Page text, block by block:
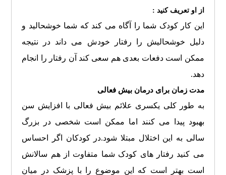
از او تعریف کنید :
این کار کودک شما را آگاه می کند که شما خوشحالید و
دلیل خوشحالیش را رفتار خودش می داند در نتیجه
ممکن است دفعات بعدی هم سعی کند آن رفتار را انجام
دهد.
مدت زمان برای درمان بیش فعالی
به طور کلی یکسری علائم بیش فعالی با افزایش سن
بهبود پیدا می کنند اما ممکن است شخصی در بزرگ
سالی به این اختلال مبتلا شود.در کودکان اگر احساس
می کنید رفتار های کودک شما متفاوت از هم سالانش
است بهتر است که این موضوع را با پزشک در میان